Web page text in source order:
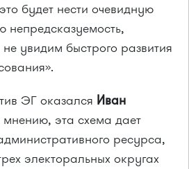
будет нести очевидную
непредсказуемость,
увидим быстрого развития
ЭГ оказался Иван
мнению, эта схема дает
ресурса,
электоральных округах